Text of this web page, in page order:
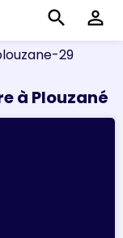
search perm_identity
29
à Plouzané